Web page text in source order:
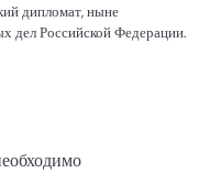
дипломат, ныне
дел Российской Федерации.